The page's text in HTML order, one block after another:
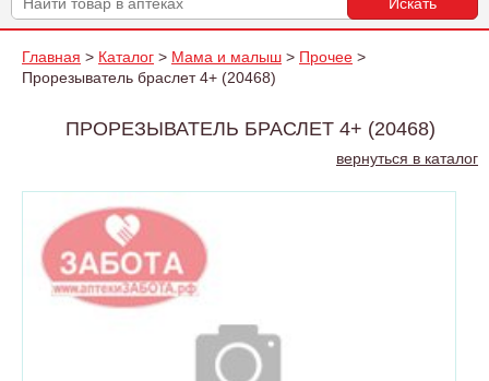
Главная > Каталог > Мама и малыш > Прочее >
Прорезыватель браслет 4+ (20468)
ПРОРЕЗЫВАТЕЛЬ БРАСЛЕТ 4+ (20468)
вернуться в каталог